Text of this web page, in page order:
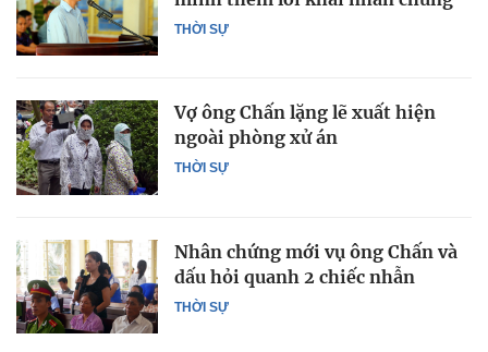
THỜI SỰ
THỜI SỰ
Vợ ông Chấn lặng lẽ xuất hiện
ngoài phòng xử án
THỜI SỰ
Nhân chứng mới vụ ông Chấn và
dấu hỏi quanh 2 chiếc nhẫn